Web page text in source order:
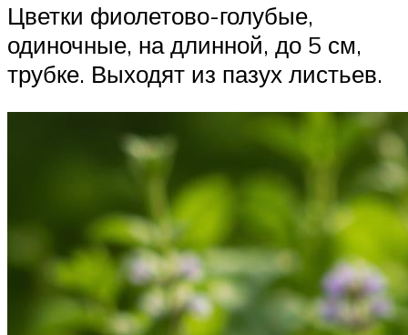
Цветки фиолетово-голубые,
одиночные, на длинной, до 5 см,
трубке. Выходят из пазух листьев.